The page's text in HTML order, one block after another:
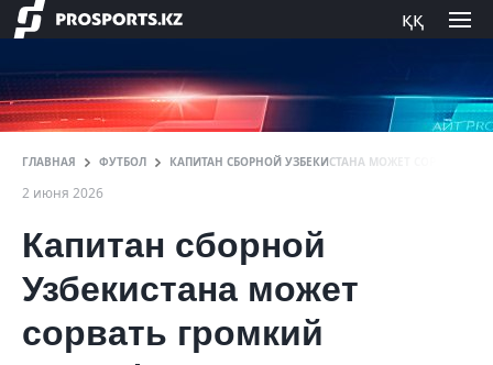
ққ
ГЛАВНАЯ ФУТБОЛ КАПИТАН СБОРНОЙ УЗБЕКИСТАНА МОЖЕТ СОРВАТЬ
2 июня 2026
Капитан сборной
Узбекистана может
сорвать громкий